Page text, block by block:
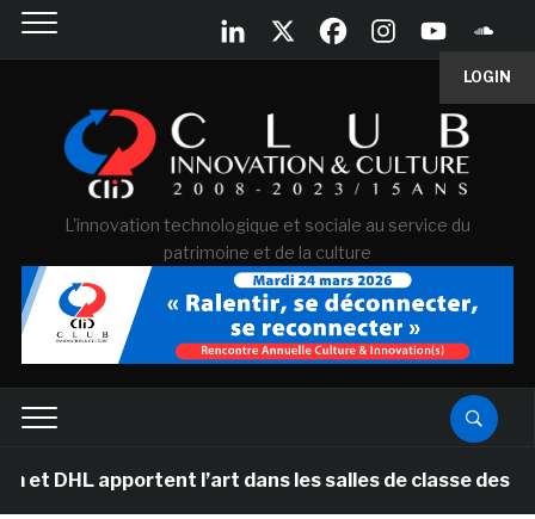
LOGIN
L'innovation technologique et sociale au service du
patrimoine et de la culture
apportent l’art dans les salles de classe des écoles